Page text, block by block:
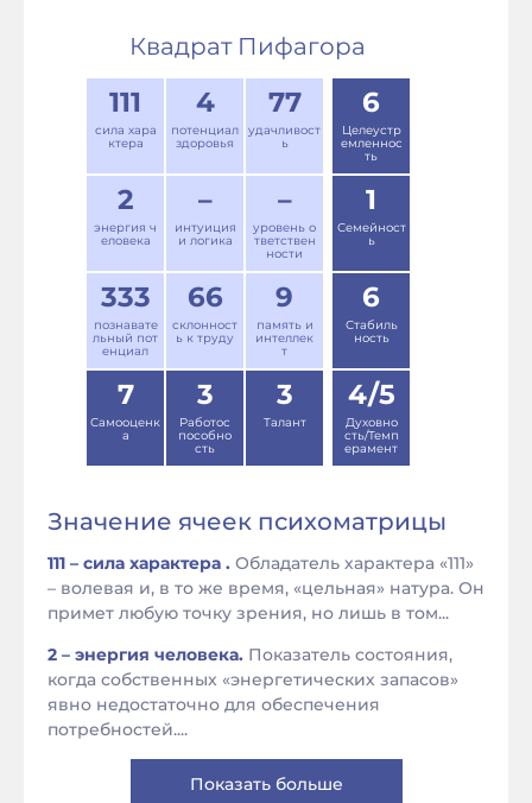
Квадрат Пифагора
111
сила хара
ктера
4
потенциал
здоровья
77
удачливост
ь
2
энергия ч
еловека
–
интуиция
и логика
–
уровень о
тветствен
ности
333
познавате
льный пот
енциал
66
склонност
ь к труду
9
память и
интеллек
т
6
Целеустр
емленнос
ть
1
Семейност
ь
6
Стабиль
ность
7
Самооценк
а
3
Работос
пособно
сть
3
Талант
4/5
Духовно
сть/Темп
ерамент
Значение ячеек психоматрицы
111 – сила характера . Обладатель характера «111»
– волевая и, в то же время, «цельная» натура. Он
примет любую точку зрения, но лишь в том...
2 – энергия человека. Показатель состояния,
когда собственных «энергетических запасов»
явно недостаточно для обеспечения
потребностей....
Показать больше